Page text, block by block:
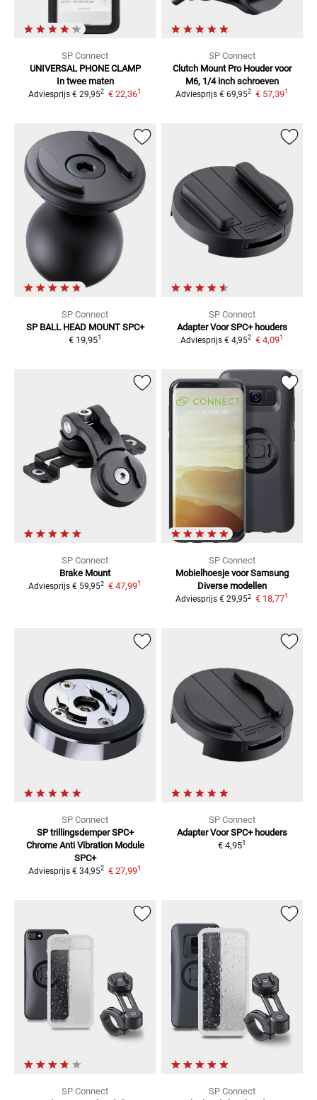
SP Connect
UNIVERSAL PHONE CLAMP
In twee maten
Adviesprijs € 29,952 € 22,361
SP Connect
Clutch Mount Pro Houder voor
M6, 1/4 inch schroeven
Adviesprijs € 69,952 € 57,391
SP Connect
SP BALL HEAD MOUNT SPC+
€ 19,951
SP Connect
Adapter Voor SPC+ houders
Adviesprijs € 4,952 € 4,091
SP Connect
Brake Mount
Adviesprijs € 59,952 € 47,991
SP Connect
Mobielhoesje voor Samsung
Diverse modellen
Adviesprijs € 29,952 € 18,771
SP Connect
SP trillingsdemper SPC+
Chrome Anti Vibration Module
SPC+
Adviesprijs € 34,952 € 27,991
SP Connect
Adapter Voor SPC+ houders
€ 4,951
SP Connect
SP Connect